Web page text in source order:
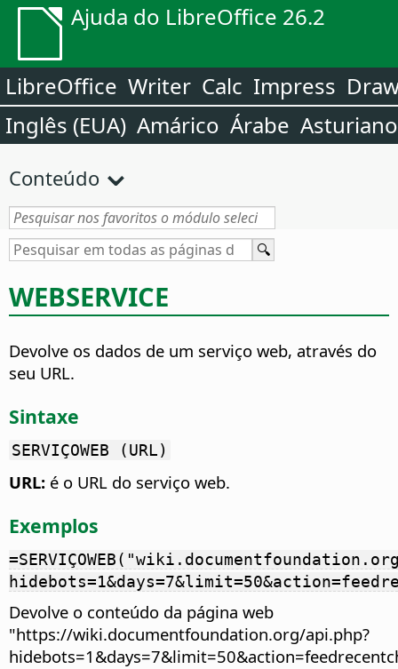
Ajuda do LibreOffice 26.2
LibreOffice Writer Calc Impress
Inglês (EUA) Amárico Árabe Asturiano
Conteúdo
WEBSERVICE
Devolve os dados de um serviço web, através do
seu URL.
Sintaxe
SERVIÇOWEB (URL)
URL: é o URL do serviço web.
Exemplos
Devolve o conteúdo da página web
"https://wiki.documentfoundation.org/api.php?